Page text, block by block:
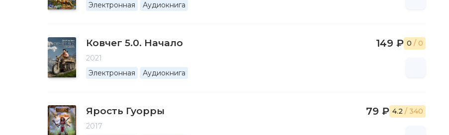
Электронная
Аудиокнига
Ковчег 5.0. Начало
2021
Электронная
Аудиокнига
149 ₽ 0 / 0
Ярость Гуорры
2017
79 ₽ 4.2 / 340